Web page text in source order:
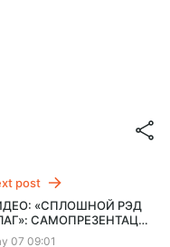
post
«СПЛОШНОЙ РЭД
САМОПРЕЗЕНТАЦИЯ
НА ПРИМЕРЕ
07 09:01